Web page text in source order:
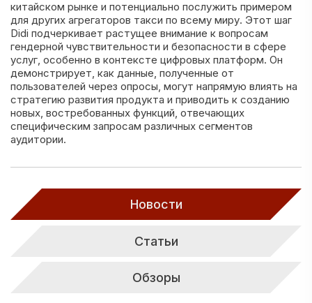
китайском рынке и потенциально послужить примером
для других агрегаторов такси по всему миру. Этот шаг
Didi подчеркивает растущее внимание к вопросам
гендерной чувствительности и безопасности в сфере
услуг, особенно в контексте цифровых платформ. Он
демонстрирует, как данные, полученные от
пользователей через опросы, могут напрямую влиять на
стратегию развития продукта и приводить к созданию
новых, востребованных функций, отвечающих
специфическим запросам различных сегментов
аудитории.
Новости
Статьи
Обзоры